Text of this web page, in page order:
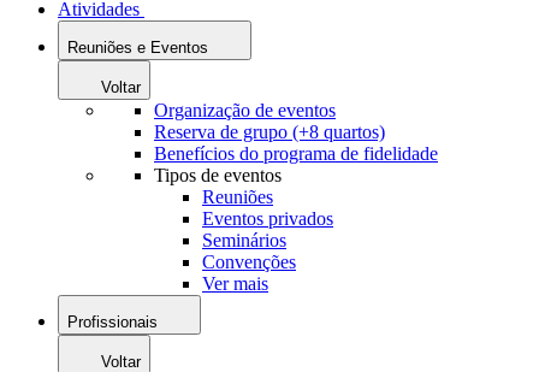
Atividades
Reuniões e Eventos
Voltar
Organização de eventos
Reserva de grupo (+8 quartos)
Benefícios do programa de fidelidade
Tipos de eventos
Reuniões
Eventos privados
Seminários
Convenções
Ver mais
Profissionais
Voltar